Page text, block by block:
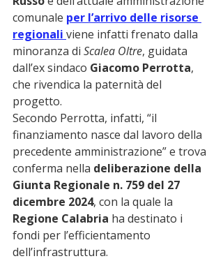
comunale per l’arrivo delle risorse
regionali viene infatti frenato dalla
minoranza di Scalea Oltre, guidata
dall’ex sindaco Giacomo Perrotta,
che rivendica la paternità del
progetto.
Secondo Perrotta, infatti, “il
finanziamento nasce dal lavoro della
precedente amministrazione” e trova
conferma nella deliberazione della
Giunta Regionale n. 759 del 27
dicembre 2024, con la quale la
Regione Calabria ha destinato i
fondi per l’efficientamento
dell’infrastruttura.